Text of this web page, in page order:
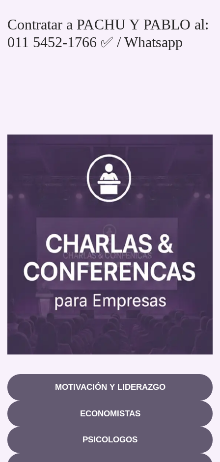
Contratar a PACHU Y PABLO al:
011 5452-1766 ✅ / Whatsapp
MOTIVACIÓN Y LIDERAZGO
ECONOMISTAS
PSICOLOGOS